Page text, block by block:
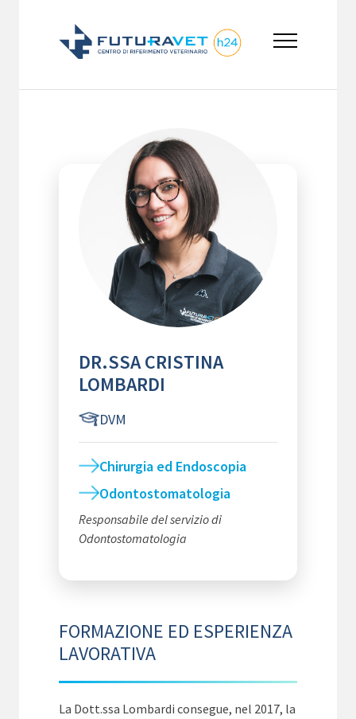
DR.SSA CRISTINA
LOMBARDI
DVM
Chirurgia ed Endoscopia
Odontostomatologia
Responsabile del servizio di
Odontostomatologia
FORMAZIONE ED ESPERIENZA
LAVORATIVA
La Dott.ssa Lombardi consegue, nel 2017, la